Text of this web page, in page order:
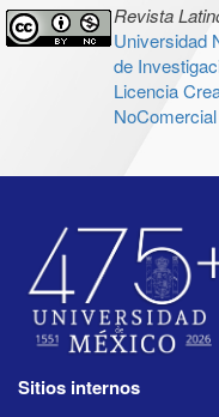
Revista
Universidad
de
Licencia
Sitios internos